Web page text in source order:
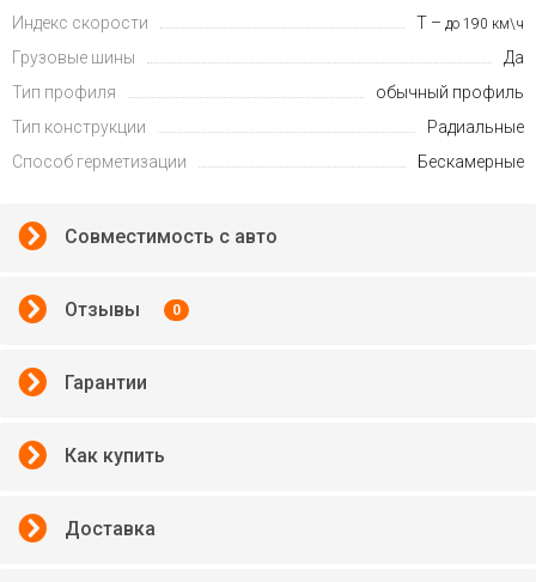
Индекс скорости T – до 190 км\ч
Грузовые шины
Да
Тип профиля
обычный профиль
Тип конструкции
Радиальные
Способ герметизации
Бескамерные
Совместимость с авто
Отзывы 0
Гарантии
Как купить
Доставка